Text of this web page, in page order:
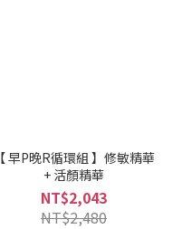
【 早P晚R循環組 】修敏精華
+ 活顏精華
NT$2,043
NT$2,480